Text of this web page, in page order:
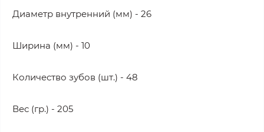
Диаметр внутренний (мм) - 26
Ширина (мм) - 10
Количество зубов (шт.) - 48
Вес (гр.) - 205